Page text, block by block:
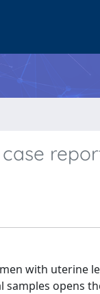
with uterine
samples opens